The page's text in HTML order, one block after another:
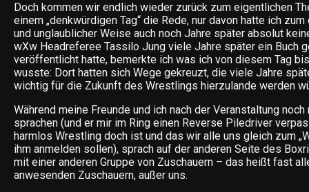
Doch kommen wir endlich wieder zurück zum eigentlichen
einem „denkwürdigen Tag“ die Rede, nur davon hatte ich
und unglaublicher Weise auch noch Jahre später absolut
wXw Headreferee Tassilo Jung viele Jahre später ein Buch
veröffentlicht hatte, bemerkte ich was ich von diesem Tag
wusste: Dort hatten sich Wege gekreuzt, die viele Jahre
wichtig für die Zukunft des Wrestlings hierzulande werden
Während meine Freunde und ich nach der Veranstaltung
sprachen (und er mir im Ring einen Reverse Piledriver
harmlos Wrestling doch ist und das wir alle uns gleich zum
ihm anmelden sollen), sprach auf der anderen Seite des
mit einer anderen Gruppe von Zuschauern – das heißt fast
anwesenden Zuschauern, außer uns.